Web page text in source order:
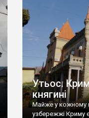
Утьос.
княгині
Майже у кожному
узбережжі Криму